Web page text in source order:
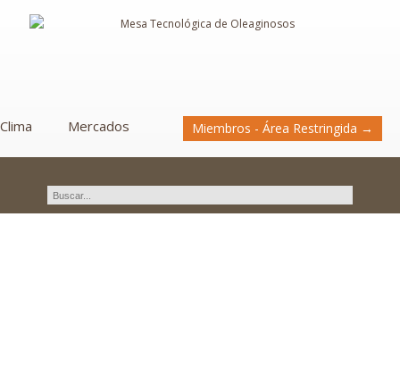
Clima Mercados Miembros - Área Restringida →